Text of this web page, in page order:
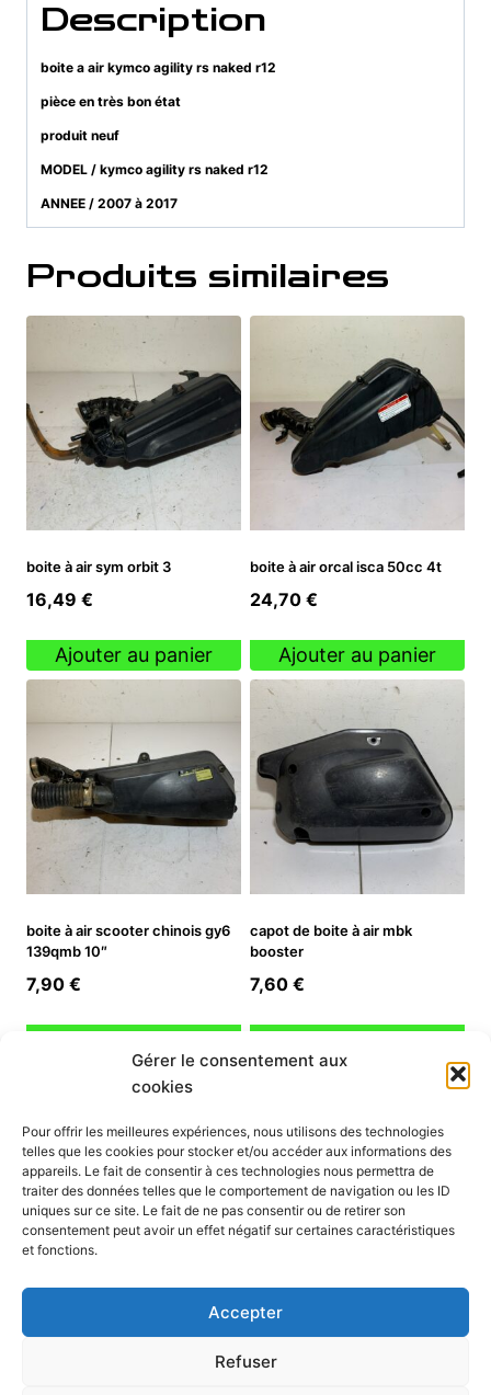
Gérer le consentement aux
cookies
Pour offrir les meilleures expériences, nous utilisons des technologies
telles que les cookies pour stocker et/ou accéder aux informations des
appareils. Le fait de consentir à ces technologies nous permettra de
traiter des données telles que le comportement de navigation ou les ID
uniques sur ce site. Le fait de ne pas consentir ou de retirer son
consentement peut avoir un effet négatif sur certaines caractéristiques
et fonctions.
Accepter
Refuser
Description
boite a air kymco agility rs naked r12
pièce en très bon état
produit neuf
MODEL / kymco agility rs naked r12
ANNEE / 2007 à 2017
Produits similaires
boite à air sym orbit 3
16,49 €
Ajouter au panier
boite à air orcal isca 50cc 4t
24,70 €
Ajouter au panier
boite à air scooter chinois gy6
139qmb 10″
7,90 €
capot de boite à air mbk
booster
7,60 €
INFORMATION
Mon compte
Nous contacter
Mode paiement
Nos services
Politique de confidentialité
Politique de cookies (UE)